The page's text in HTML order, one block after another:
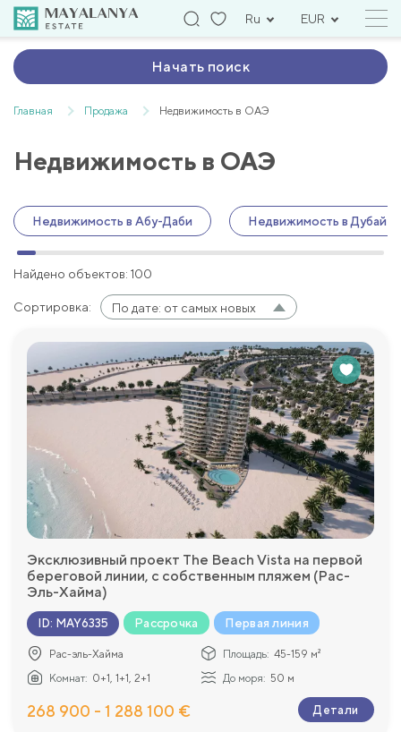
Ru EUR
Начать поиск
Главная Продажа Недвижимость в ОАЭ
Недвижимость в ОАЭ
Недвижимость в Абу-Даби Недвижимость в Дубай
Найдено объектов: 100
Сортировка: По дате: от самых новых
Эксклюзивный проект The Beach Vista на первой
береговой линии, с собственным пляжем (Рас-
Эль-Хайма)
ID: MAY6335 Рассрочка Первая линия
Рас-эль-Хайма Площадь: 45-159 м²
Комнат: 0+1, 1+1, 2+1 До моря: 50 м
268 900 - 1 288 100 € Детали